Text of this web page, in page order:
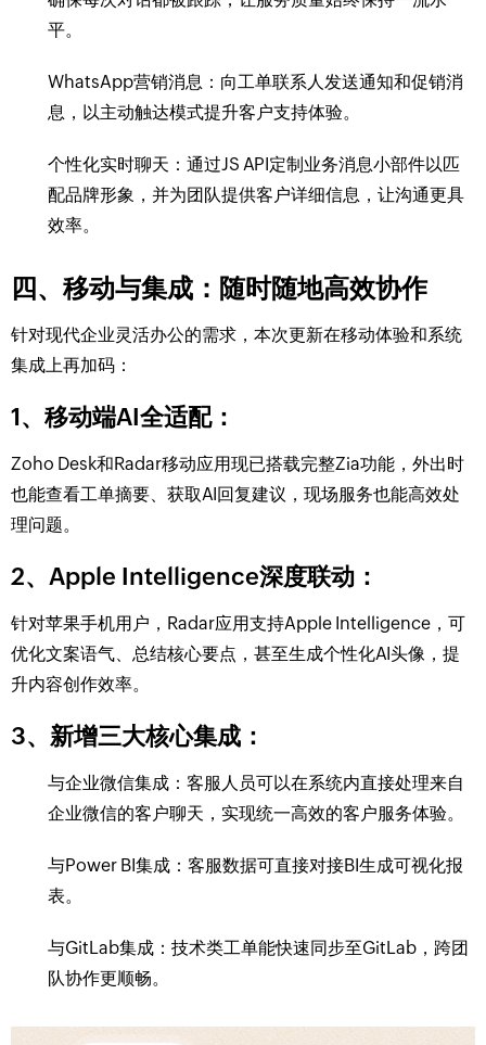
平。
WhatsApp营销消息：向工单联系人发送通知和促销消
息，以主动触达模式提升客户支持体验。
个性化实时聊天：通过JS API定制业务消息小部件以匹
配品牌形象，并为团队提供客户详细信息，让沟通更具
效率。
四、移动与集成：随时随地高效协作
针对现代企业灵活办公的需求，本次更新在移动体验和系统
集成上再加码：
1、移动端AI全适配：
Zoho Desk和Radar移动应用现已搭载完整Zia功能，外出时
也能查看工单摘要、获取AI回复建议，现场服务也能高效处
理问题。
2、Apple Intelligence深度联动：
针对苹果手机用户，Radar应用支持Apple Intelligence，可
优化文案语气、总结核心要点，甚至生成个性化AI头像，提
升内容创作效率。
3、新增三大核心集成：
与企业微信集成：客服人员可以在系统内直接处理来自
企业微信的客户聊天，实现统一高效的客户服务体验。
与Power BI集成：客服数据可直接对接BI生成可视化报
表。
与GitLab集成：技术类工单能快速同步至GitLab，跨团
队协作更顺畅。